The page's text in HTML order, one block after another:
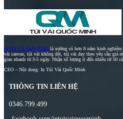
In Túi Vải Quốc Minh là xưởng có hơn 8 năm kinh
vải canvas, túi vải không dệt, túi vải đay theo yêu cầu giá
giao nhanh từ 3-5 ngày. Nhận số lượng ít đến nhiều từ 50
CEO – Nội dung: In Túi Vải Quốc Minh
THÔNG TIN LIÊN HỆ
0346.799.499